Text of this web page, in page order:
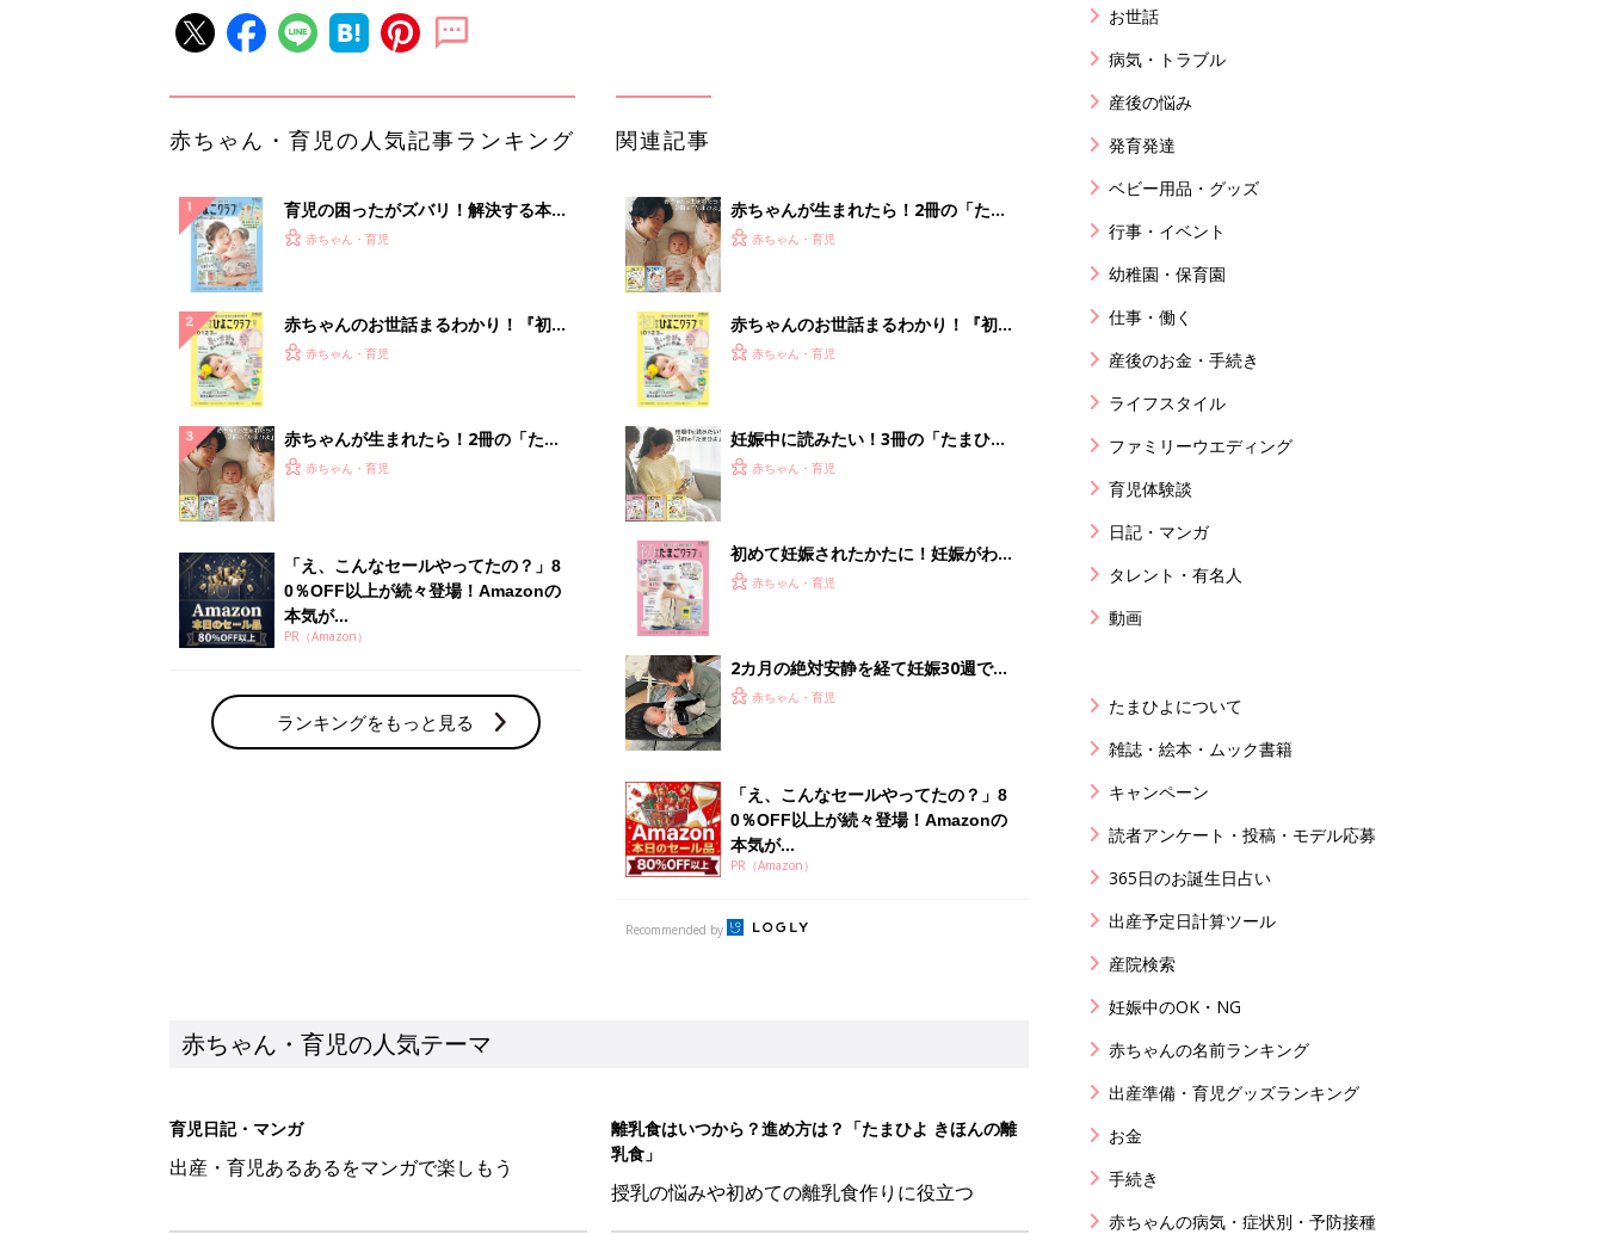
赤ちゃん・育児の人気記事ランキング
育児の困ったがズバリ！解決する本
『ひよこクラブ 夏号』 4カ月～2才
赤ちゃん・育児
赤ちゃんのお世話まるわかり！『初め
てのひよこクラブ 夏号』〈巻頭大特
赤ちゃん・育児
赤ちゃんが生まれたら！2冊の「たま
ひよ」
赤ちゃん・育児
「え、こんなセールやってたの？」8
0％OFF以上が続々登場！Amazonの
本気が...
PR（Amazon）
ランキングをもっと見る
関連記事
赤ちゃんが生まれたら！2冊の「たま
ひよ」
赤ちゃん・育児
赤ちゃんのお世話まるわかり！『初め
てのひよこクラブ 夏号』〈巻頭大特
赤ちゃん・育児
妊娠中に読みたい！3冊の「たまひ
よ」赤ちゃん・育児
初めて妊娠されたかたに！妊娠がわか
ったら最初に読む本『初めてのたまご
赤ちゃん・育児
2カ月の絶対安静を経て妊娠30週で第
3子を出産、子宮を全摘出。娘には
赤ちゃん・育児
「え、こんなセールやってたの？」8
0％OFF以上が続々登場！Amazonの
本気が...
PR（Amazon）
Recommended by
赤ちゃん・育児の人気テーマ
育児日記・マンガ
出産・育児あるあるをマンガで楽しもう
離乳食はいつから？進め方は？「たまひよ きほんの離
乳食」
授乳の悩みや初めての離乳食作りに役立つ
お世話
病気・トラブル
産後の悩み
発育発達
ベビー用品・グッズ
行事・イベント
幼稚園・保育園
仕事・働く
産後のお金・手続き
ライフスタイル
ファミリーウエディング
育児体験談
日記・マンガ
タレント・有名人
動画
たまひよについて
雑誌・絵本・ムック書籍
キャンペーン
読者アンケート・投稿・モデル応募
365日のお誕生日占い
出産予定日計算ツール
産院検索
妊娠中のOK・NG
赤ちゃんの名前ランキング
出産準備・育児グッズランキング
お金
手続き
赤ちゃんの病気・症状別・予防接種